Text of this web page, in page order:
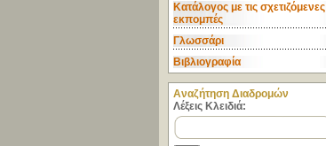
Κατάλογος με τις σχετιζόμενες
εκπομπές
Γλωσσάρι
Βιβλιογραφία
Aναζήτηση Διαδρομών
Λέξεις Κλειδιά: